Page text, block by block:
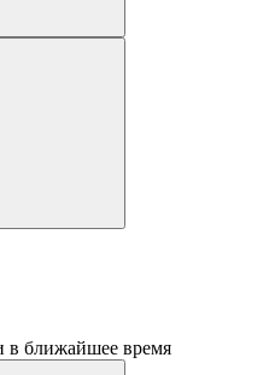
в ближайшее время